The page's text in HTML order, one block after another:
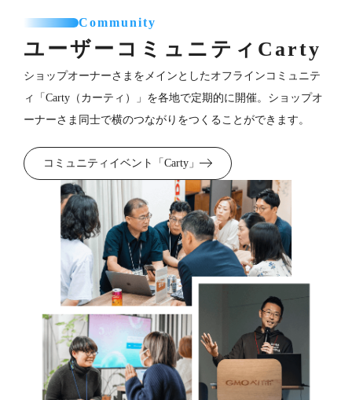
Community
ユーザーコミュニティ Carty
ショップオーナーさまをメインとしたオフラインコミュニテ
ィ「Carty（カーティ）」を各地で定期的に開催。ショップオ
ーナーさま同士で横のつながりをつくることができます。
コミュニティイベント「Carty」